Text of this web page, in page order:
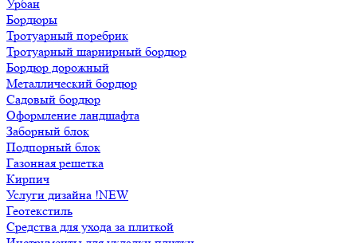
Урбан
Бордюры
Тротуарный поребрик
Тротуарный шарнирный бордюр
Бордюр дорожный
Металлический бордюр
Садовый бордюр
Оформление ландшафта
Заборный блок
Подпорный блок
Газонная решетка
Кирпич
Услуги дизайна !NEW
Геотекстиль
Средства для ухода за плиткой